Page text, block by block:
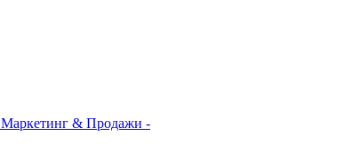
Маркетинг & Продажи -